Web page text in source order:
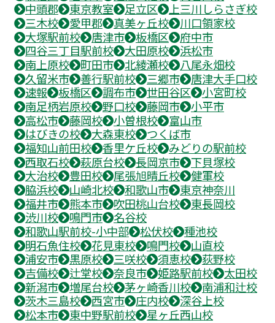
中頭郡
東京教室 足立区
上三川しらさぎ校
三木校
愛甲郡 真美ヶ丘校
川口領家校
大塚駅前校
唐津市 板橋区
府中市
四谷三丁目駅前校
大田原校
浜松市
南上原校
町田市 北綾瀬校
八尾永畑校
久留米市
善行駅前校 三郷市
唐津大手口校
速報
板橋区 調布市 世田谷区
小宮町校
南足柄岩原校
野口校 藤岡市
小平市
高松市
藤岡校 小曽根校
富山市
はびきの校
大森東校
つくば市
福知山前田校
香里ケ丘校
みどりの駅前校
西取石校
萩原台校 長岡京市
下貝塚校
大治校
豊田校 尾張旭晴丘校
健軍校
脇浜校
山崎北校 和歌山市
東京神奈川
福井市
熊本市 吹田桃山台校
東長岡校
渋川校
鳴門市
名谷校
和歌山駅前校-小中部
松伏校
種池校
明石魚住校
花見東校 鳴門校
山直校
浦安市
黒原校 三咲校 須恵校
荻野校
吉備校
辻堂校 奈良市 姫路駅前校
太田校
新潟市
増尾台校 茅ヶ崎香川校
南浦和辻校
茨木三島校
西宮市 庄内校
深谷上校
松本市
東中野駅前校
星ヶ丘西山校